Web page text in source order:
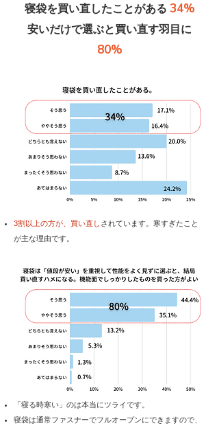
寝袋を買い直したことがある 34%
​安いだけで選ぶと買い直す羽目に
80%
3割以上の方が、買い直し されています。寒すぎたこと
が主な理由です。
​「寝る時寒い」のは本当にツライです。
寝袋は通常ファスナーでフルオープンにできますので、